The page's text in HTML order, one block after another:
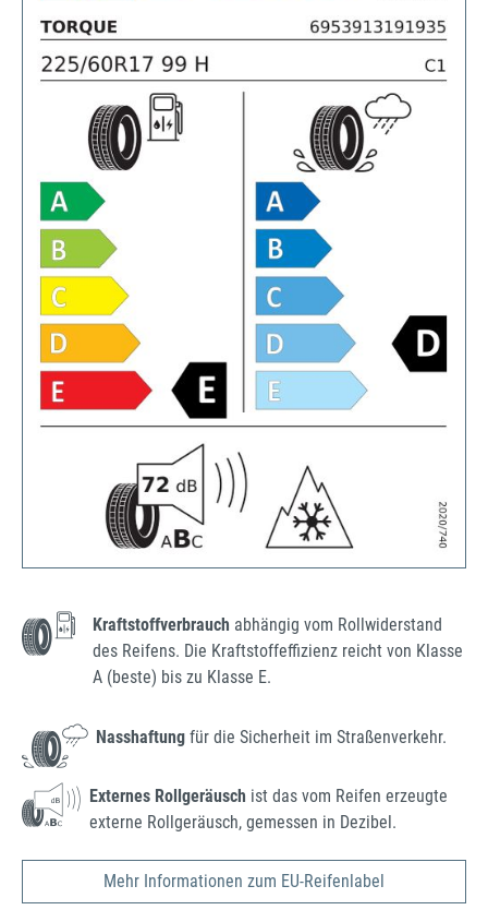
Kraftstoffverbrauch abhängig vom Rollwiderstand
des Reifens. Die Kraftstoffeffizienz reicht von Klasse
A (beste) bis zu Klasse E.
Nasshaftung für die Sicherheit im Straßenverkehr.
Externes Rollgeräusch ist das vom Reifen erzeugte
externe Rollgeräusch, gemessen in Dezibel.
Mehr Informationen zum EU-Reifenlabel